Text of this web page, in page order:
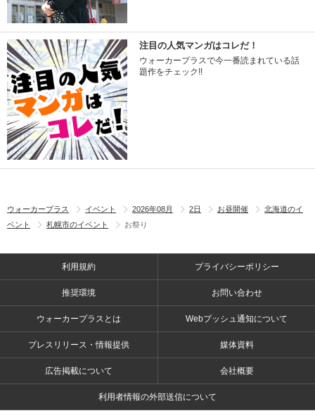
注目の人気マンガはコレだ！
ウォーカープラスで今一番読まれている話
題作をチェック!!
ウォーカープラス イベント 2026年08月 2日 お昼開催
北海道のイ
ベント
札幌市のイベント お祭り
利用規約 プライバシーポリシー
推奨環境 お問い合わせ
ウォーカープラスとは Webプッシュ通知について
プレスリリース・情報提供 媒体資料
広告掲載について 会社概要
利用者情報の外部送信について